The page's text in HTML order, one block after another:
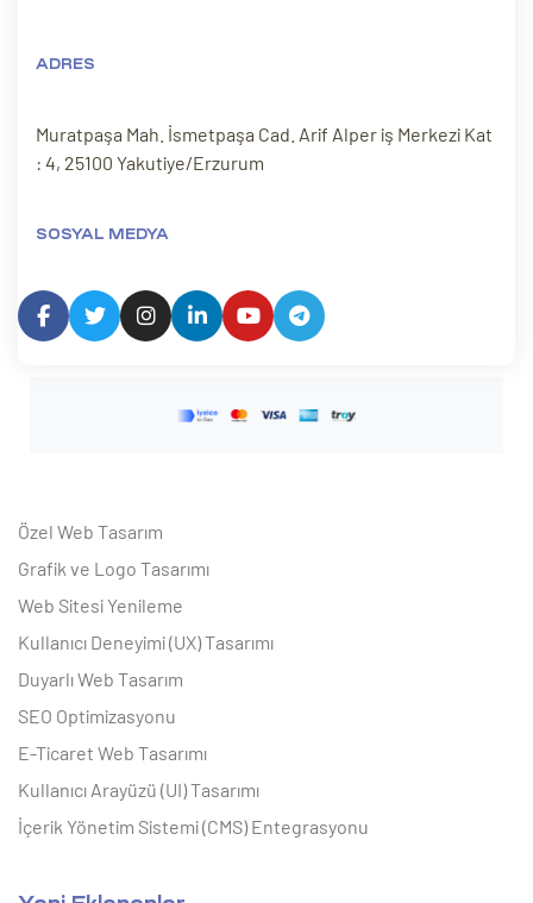
ADRES
Muratpaşa Mah. İsmetpaşa Cad. Arif Alper iş Merkezi Kat
: 4, 25100 Yakutiye/Erzurum
SOSYAL MEDYA
Özel Web Tasarım
Grafik ve Logo Tasarımı
Web Sitesi Yenileme
Kullanıcı Deneyimi (UX) Tasarımı
Duyarlı Web Tasarım
SEO Optimizasyonu
E-Ticaret Web Tasarımı
Kullanıcı Arayüzü (UI) Tasarımı
İçerik Yönetim Sistemi (CMS) Entegrasyonu